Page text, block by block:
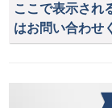
ここで表示され
はお問い合わせ